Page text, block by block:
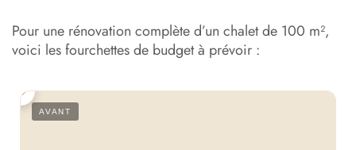
Pour une rénovation complète d’un chalet de 100 m²,
voici les fourchettes de budget à prévoir :
AVANT